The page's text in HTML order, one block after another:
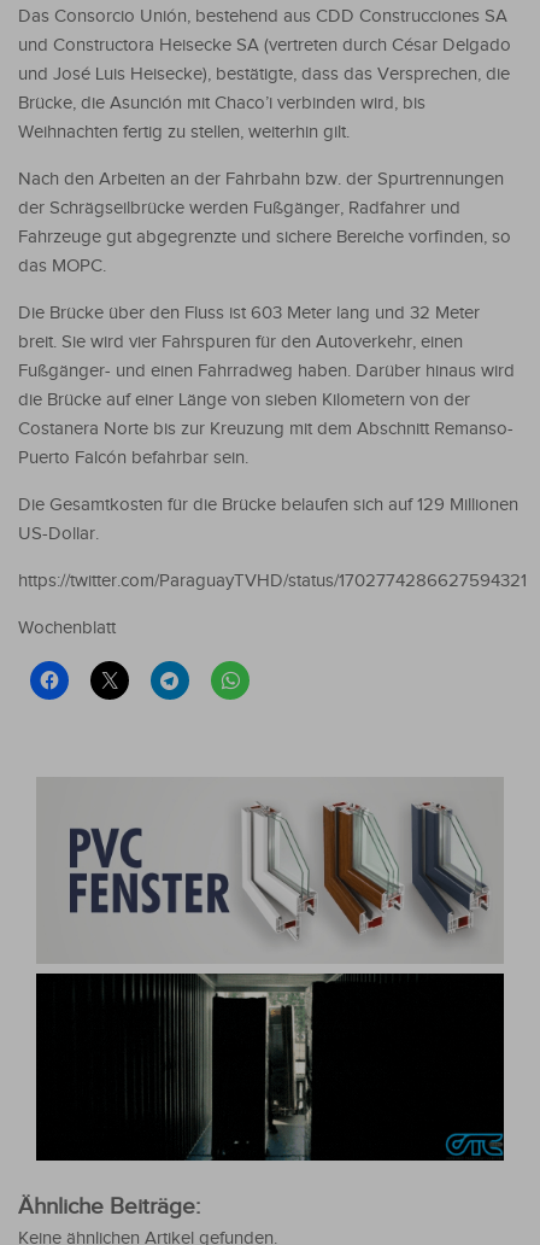
Das Consorcio Unión, bestehend aus CDD Construcciones SA
und Constructora Heisecke SA (vertreten durch César Delgado
und José Luis Heisecke), bestätigte, dass das Versprechen, die
Brücke, die Asunción mit Chaco’i verbinden wird, bis
Weihnachten fertig zu stellen, weiterhin gilt.
Nach den Arbeiten an der Fahrbahn bzw. der Spurtrennungen
der Schrägseilbrücke werden Fußgänger, Radfahrer und
Fahrzeuge gut abgegrenzte und sichere Bereiche vorfinden, so
das MOPC.
Die Brücke über den Fluss ist 603 Meter lang und 32 Meter
breit. Sie wird vier Fahrspuren für den Autoverkehr, einen
Fußgänger- und einen Fahrradweg haben. Darüber hinaus wird
die Brücke auf einer Länge von sieben Kilometern von der
Costanera Norte bis zur Kreuzung mit dem Abschnitt Remanso-
Puerto Falcón befahrbar sein.
Die Gesamtkosten für die Brücke belaufen sich auf 129 Millionen
US-Dollar.
https://twitter.com/ParaguayTVHD/status/1702774286627594321
Wochenblatt
Ähnliche Beiträge:
Keine ähnlichen Artikel gefunden.